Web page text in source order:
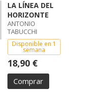
LA LÍNEA DEL
HORIZONTE
ANTONIO
TABUCCHI
Disponible en 1
semana
18,90 €
Comprar